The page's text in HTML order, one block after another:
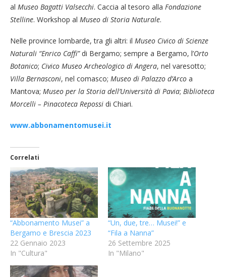
al Museo Bagatti Valsecchi. Caccia al tesoro alla Fondazione
Stelline. Workshop al Museo di Storia Naturale.
Nelle province lombarde, tra gli altri: il Museo Civico di Scienze
Naturali “Enrico Caffi”di Bergamo; sempre a Bergamo, l’Orto
Botanico; Civico Museo Archeologico di Angera, nel varesotto;
Villa Bernasconi, nel comasco; Museo di Palazzo d’Arco a
Mantova; Museo per la Storia dell’Università di Pavia; Biblioteca
Morcelli – Pinacoteca Repossi di Chiari.
www.abbonamentomusei.it
Correlati
“Abbonamento Musei” a
Bergamo e Brescia 2023
22 Gennaio 2023
In "Cultura"
“Un, due, tre… Musei!” e
“Fila a Nanna”
26 Settembre 2025
In "Milano"